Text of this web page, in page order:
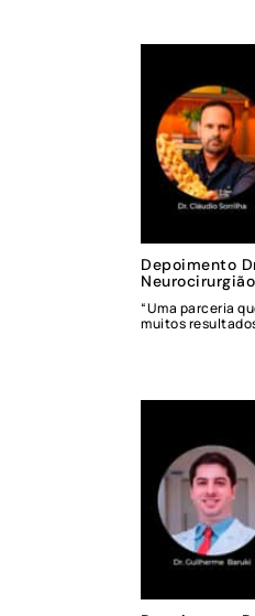
Depoimento
Neurocirurgião
“Uma parceria
muitos